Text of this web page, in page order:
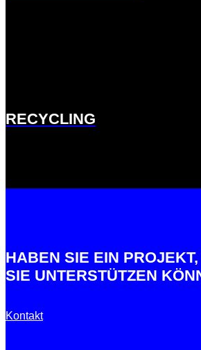
RECYCLING
HABEN SIE EIN
SIE UNTERSTÜTZEN
Kontakt